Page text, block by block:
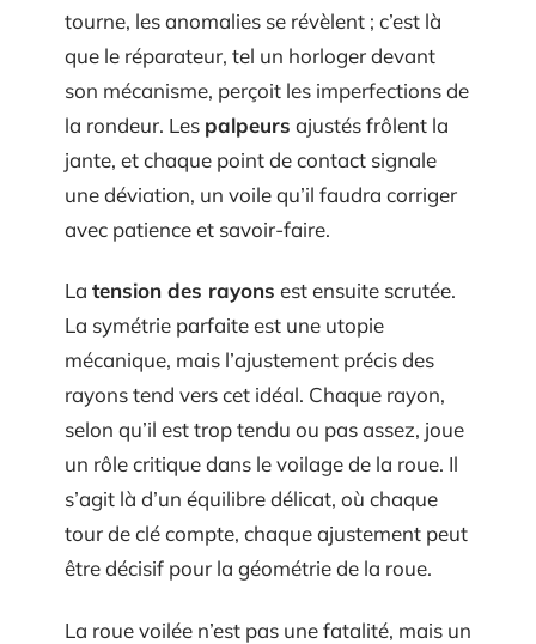
tourne, les anomalies se révèlent ; c’est là
que le réparateur, tel un horloger devant
son mécanisme, perçoit les imperfections de
la rondeur. Les palpeurs ajustés frôlent la
jante, et chaque point de contact signale
une déviation, un voile qu’il faudra corriger
avec patience et savoir-faire.
La tension des rayons est ensuite scrutée.
La symétrie parfaite est une utopie
mécanique, mais l’ajustement précis des
rayons tend vers cet idéal. Chaque rayon,
selon qu’il est trop tendu ou pas assez, joue
un rôle critique dans le voilage de la roue. Il
s’agit là d’un équilibre délicat, où chaque
tour de clé compte, chaque ajustement peut
être décisif pour la géométrie de la roue.
La roue voilée n’est pas une fatalité, mais un